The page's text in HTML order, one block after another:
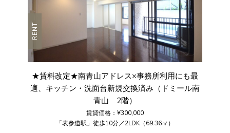
RENT
★賃料改定★南青山アドレス×事務所利用にも最
適、キッチン・洗面台新規交換済み（ドミール南
青山 2階）
賃貸価格：¥300,000
「表参道駅」徒歩10分／2LDK（69.36㎡）